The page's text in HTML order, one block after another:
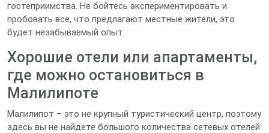
гостеприимства. Не бойтесь экспериментировать и
пробовать все, что предлагают местные жители, это
будет незабываемый опыт.
Хорошие отели или апартаменты,
где можно остановиться в
Малилипоте
Малилипот – это не крупный туристический центр, поэтому
здесь вы не найдете большого количества сетевых отелей